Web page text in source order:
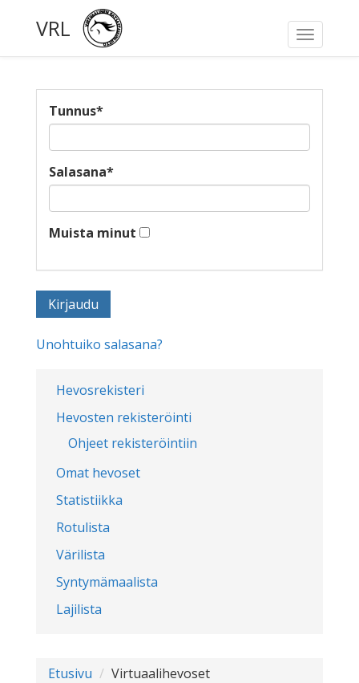
Toggle
VRL
Hevosrekisteri
Hevosten rekisteröinti
Ohjeet rekisteröintiin
Omat hevoset
Statistiikka
Rotulista
Värilista
Syntymämaalista
Lajilista
Tunnus*
Salasana*
Muista minut
Unohtuiko salasana?
Etusivu Virtuaalihevoset